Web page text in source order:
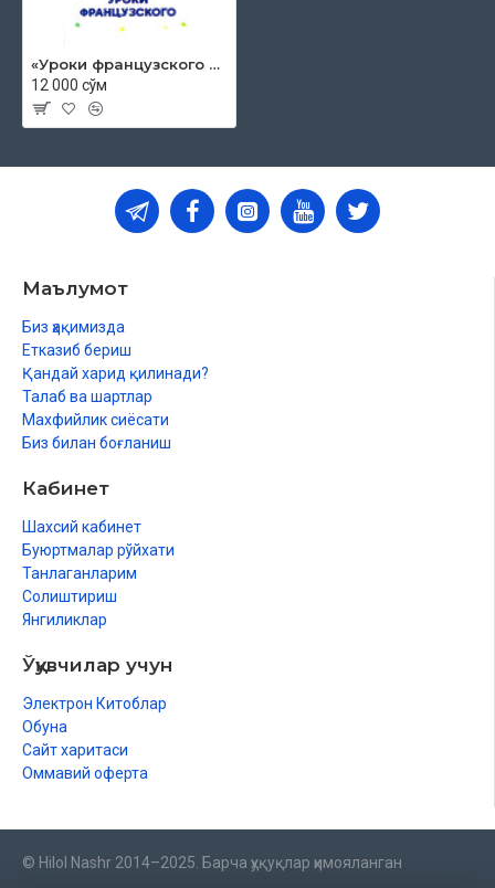
«Уроки французского рассказы»
12 000 сўм
Маълумот
Биз ҳақимизда
Етказиб бериш
Қандай харид қилинади?
Талаб ва шартлар
Махфийлик сиёсати
Биз билан боғланиш
Кабинет
Шахсий кабинет
Буюртмалар рўйхати
Танлаганларим
Солиштириш
Янгиликлар
Ўқувчилар учун
Электрон Китоблар
Обуна
Сайт харитаси
Оммавий оферта
© Hilol Nashr 2014–2025. Барча ҳуқуқлар ҳимояланган